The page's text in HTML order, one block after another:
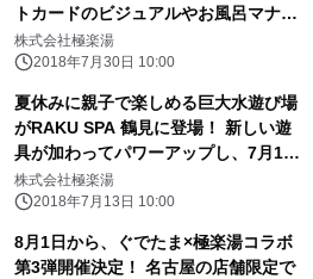
トカードのビジュアルやお風呂マナー
画像を追加公開
株式会社極楽湯
2018年7月30日 10:00
夏休みに親子で楽しめる巨大水遊び場
がRAKU SPA 鶴見に登場！ 新しい遊
具が加わってパワーアップし、7月14
日から開催
株式会社極楽湯
2018年7月13日 10:00
8月1日から、ぐでたま×極楽湯コラボ
第3弾開催決定！ 名古屋の店舗限定で